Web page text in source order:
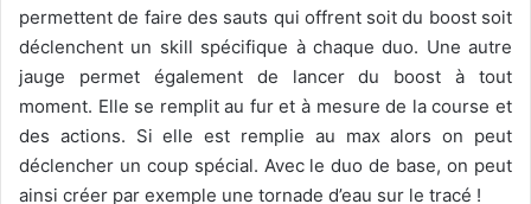
permettent de faire des sauts qui offrent soit du boost soit
déclenchent un skill spécifique à chaque duo. Une autre
jauge permet également de lancer du boost à tout
moment. Elle se remplit au fur et à mesure de la course et
des actions. Si elle est remplie au max alors on peut
déclencher un coup spécial. Avec le duo de base, on peut
ainsi créer par exemple une tornade d’eau sur le tracé !